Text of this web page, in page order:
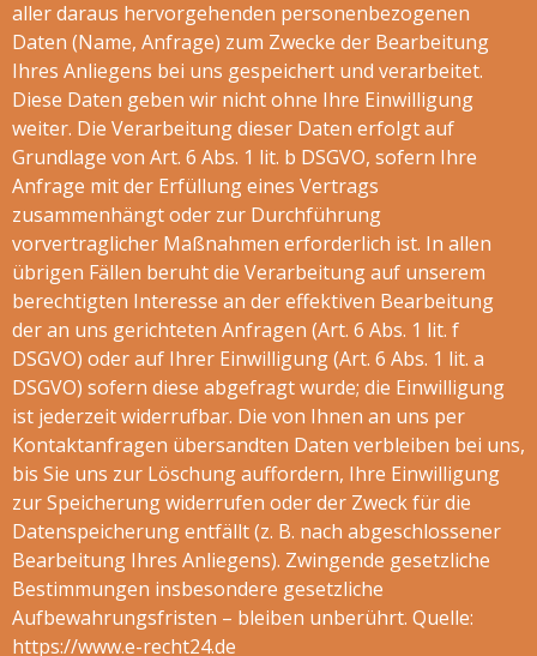
aller daraus hervorgehenden personenbezogenen
Daten (Name, Anfrage) zum Zwecke der Bearbeitung
Ihres Anliegens bei uns gespeichert und verarbeitet.
Diese Daten geben wir nicht ohne Ihre Einwilligung
weiter. Die Verarbeitung dieser Daten erfolgt auf
Grundlage von Art. 6 Abs. 1 lit. b DSGVO, sofern Ihre
Anfrage mit der Erfüllung eines Vertrags
zusammenhängt oder zur Durchführung
vorvertraglicher Maßnahmen erforderlich ist. In allen
übrigen Fällen beruht die Verarbeitung auf unserem
berechtigten Interesse an der effektiven Bearbeitung
der an uns gerichteten Anfragen (Art. 6 Abs. 1 lit. f
DSGVO) oder auf Ihrer Einwilligung (Art. 6 Abs. 1 lit. a
DSGVO) sofern diese abgefragt wurde; die Einwilligung
ist jederzeit widerrufbar. Die von Ihnen an uns per
Kontaktanfragen übersandten Daten verbleiben bei uns,
bis Sie uns zur Löschung auffordern, Ihre Einwilligung
zur Speicherung widerrufen oder der Zweck für die
Datenspeicherung entfällt (z. B. nach abgeschlossener
Bearbeitung Ihres Anliegens). Zwingende gesetzliche
Bestimmungen insbesondere gesetzliche
Aufbewahrungsfristen – bleiben unberührt. Quelle:
https://www.e-recht24.de